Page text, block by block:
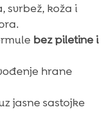
nježnu i
MeatLover
Chloé
svrbež, koža i
bez piletine i
hrane
jasne sastojke